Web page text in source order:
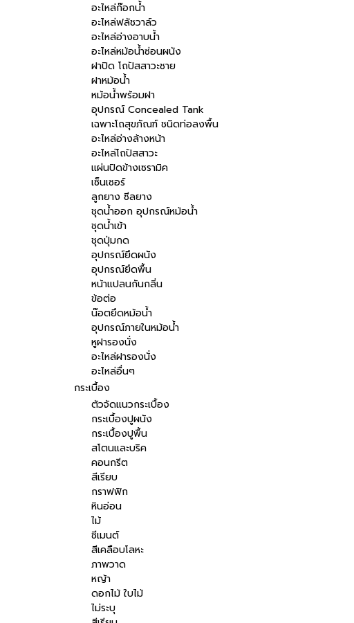
อะไหล่ก๊อกน้ำ
อะไหล่ฟลัชวาล์ว
อะไหล่อ่างอาบน้ำ
อะไหล่หม้อน้ำซ่อนผนัง
ฝาปิด โถปัสสาวะชาย
ฝาหม้อน้ำ
หม้อน้ำพร้อมฝา
อุปกรณ์ Concealed Tank
เฉพาะโถสุขภัณฑ์ ชนิดท่อลงพื้น
อะไหล่อ่างล้างหน้า
อะไหล่โถปัสสาวะ
แผ่นปิดข้างเซรามิค
เซ็นเซอร์
ลูกยาง ซีลยาง
ชุดน้ำออก อุปกรณ์หม้อน้ำ
ชุดน้ำเข้า
ชุดปุ่มกด
อุปกรณ์ยึดผนัง
อุปกรณ์ยึดพื้น
หน้าแปลนกันกลิ่น
ข้อต่อ
น๊อตยึดหม้อน้ำ
อุปกรณ์ภายในหม้อน้ำ
หูฝารองนั่ง
อะไหล่ฝารองนั่ง
อะไหล่อื่นๆ
กระเบื้อง
ตัวจัดแนวกระเบื้อง
กระเบื้องปูผนัง
กระเบื้องปูพื้น
สโตนและบริค
คอนกรีต
สีเรียบ
กราฟฟิก
หินอ่อน
ไม้
ซีเมนต์
สีเคลือบโลหะ
ภาพวาด
หญ้า
ดอกไม้ ใบไม้
ไม่ระบุ